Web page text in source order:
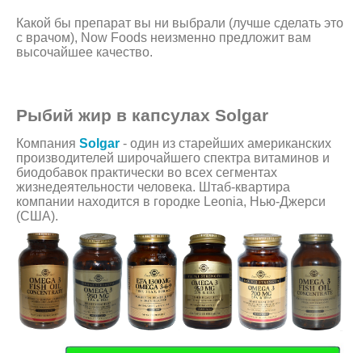
Какой бы препарат вы ни выбрали (лучше сделать это
с врачом), Now Foods неизменно предложит вам
высочайшее качество.
Рыбий жир в капсулах Solgar
Компания Solgar - один из старейших американских
производителей широчайшего спектра витаминов и
биодобавок практически во всех сегментах
жизнедеятельности человека. Штаб-квартира
компании находится в городке Leonia, Нью-Джерси
(США).